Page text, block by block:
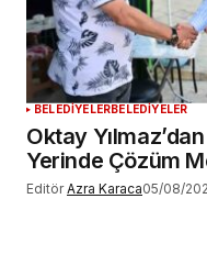
BELEDİYELERBELEDİYELER
Oktay
Yerinde Çözüm
Editör Azra Karaca05/08/